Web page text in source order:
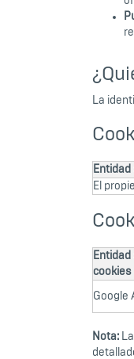
La
El
cookies
Google
Nota: